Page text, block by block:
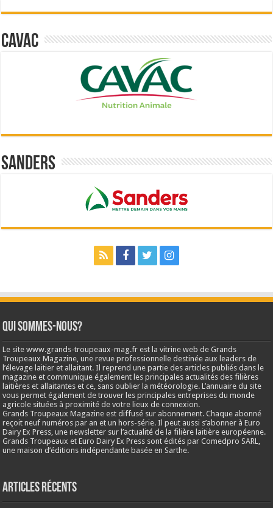
Cavac
Sanders
Qui sommes-nous?
Le site www.grands-troupeaux-mag.fr est la vitrine web de Grands
Troupeaux Magazine, une revue professionnelle destinée aux leaders de
l’élevage laitier et allaitant. Il reprend une partie des articles publiés dans le
magazine et communique également les principales actualités des filières
laitières et allaitantes et ce, sans oublier la météorologie. L’annuaire du site
vous permet également de trouver les principales entreprises du monde
agricole situées à proximité de votre lieux de connexion.
Grands Troupeaux Magazine est diffusé sur abonnement. Chaque abonné
reçoit neuf numéros par an et un hors-série. Il peut aussi s’abonner à Euro
Dairy Ex Press, une newsletter sur l’actualité de la filière laitière européenne.
Grands Troupeaux et Euro Dairy Ex Press sont édités par Comedpro SARL,
une maison d’éditions indépendante basée en Sarthe.
Articles récents